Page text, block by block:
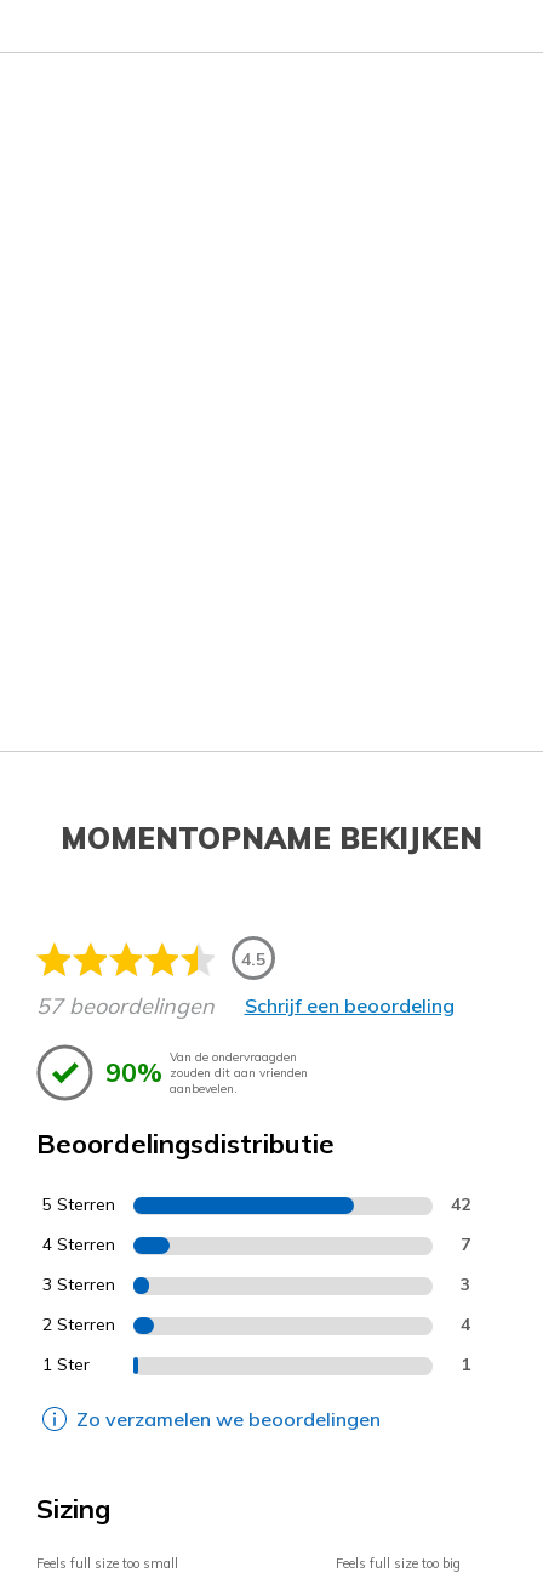
MOMENTOPNAME BEKIJKEN
4.5
57 beoordelingen Schrijf een beoordeling
90% Van de ondervraagden
zouden dit aan vrienden
aanbevelen.
Beoordelingsdistributie
5 Sterren 42
4 Sterren 7
3 Sterren 3
2 Sterren 4
1 Ster 1
Zo verzamelen we beoordelingen
Sizing
Feels full size too small Feels full size too big